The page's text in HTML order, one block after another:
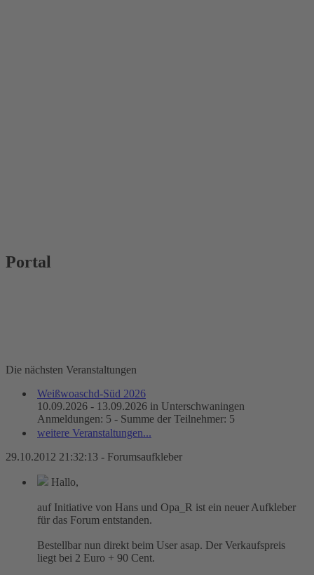
Portal
Die nächsten Veranstaltungen
Weißwoaschd-Süd 2026
10.09.2026 - 13.09.2026 in Unterschwaningen
Anmeldungen: 5 - Summe der Teilnehmer: 5
weitere Veranstaltungen...
29.10.2012 21:32:13 - Forumsaufkleber
Hallo,
auf Initiative von Hans und Opa_R ist ein neuer Aufkleber
für das Forum entstanden.
Bestellbar nun direkt beim User asap. Der Verkaufspreis
liegt bei 2 Euro + 90 Cent.